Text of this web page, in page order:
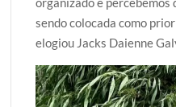
sendo colocada como
elogiou Jacks Daienne